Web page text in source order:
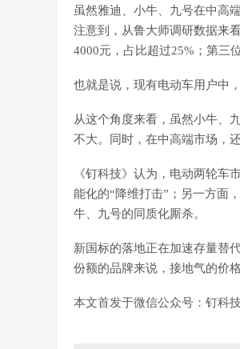
虽然雅迪、小牛、九号在中高
注意到，从鲁大师调研数据来
4000元，占比超过25%；第三
也就是说，现有电动车用户中
从这个角度来看，虽然小牛、
不大。同时，在中高端市场，
《钉科技》认为，电动两轮车
能化的“降维打击”；另一方面
牛、九号的同质化厮杀。
新国标的落地正在加速存量替
份额的品牌来说，接地气的价
本文首发于微信公众号：钉科